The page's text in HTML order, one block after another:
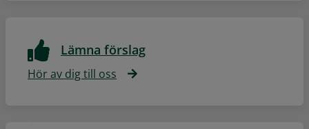
Lämna förslag
Hör av dig till oss